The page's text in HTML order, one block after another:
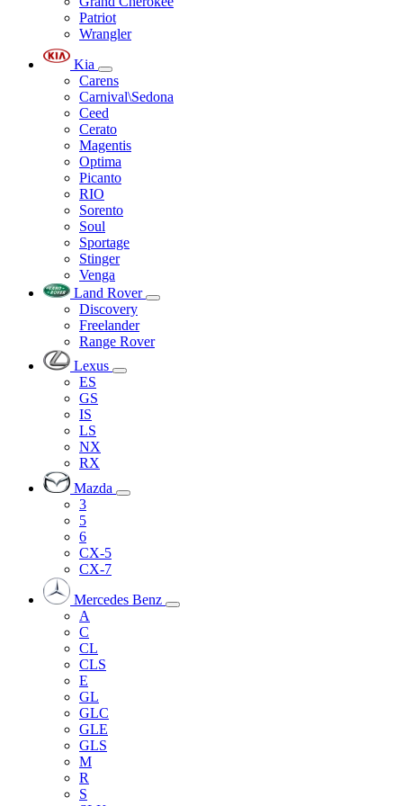
Patriot
Wrangler
Kia
Carens
Carnival\Sedona
Ceed
Cerato
Magentis
Optima
Picanto
RIO
Sorento
Soul
Sportage
Stinger
Venga
Land Rover
Discovery
Freelander
Range Rover
Lexus
ES
GS
IS
LS
NX
RX
Mazda
3
5
6
CX-5
CX-7
Mercedes Benz
A
C
CL
CLS
E
GL
GLC
GLE
GLS
M
R
S